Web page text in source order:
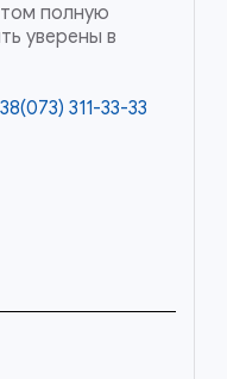
полную
уверены в
311-33-33